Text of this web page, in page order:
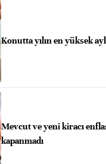
Konutta yılın en yüksek
Mevcut ve yeni kiracı
kapanmadı